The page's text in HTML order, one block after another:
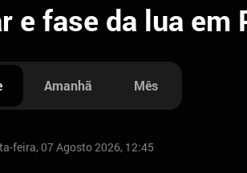
e fase da lua em
Amanhã Mês
feira, 07 Agosto 2026, 12:45